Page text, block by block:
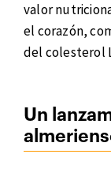
valor
el corazón,
del colesterol
Un